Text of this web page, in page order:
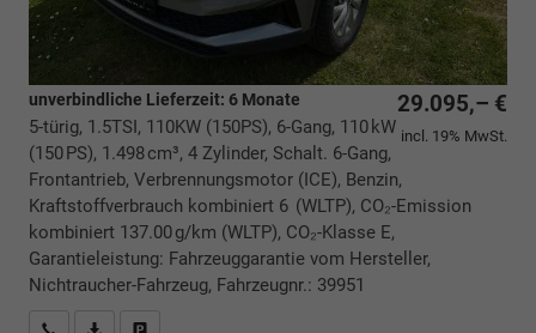
29.095,– €
incl. 19% MwSt.
unverbindliche Lieferzeit: 6 Monate
5-türig, 1.5TSI, 110KW (150PS), 6-Gang, 110 kW
(150 PS), 1.498 cm³, 4 Zylinder, Schalt. 6-Gang,
Frontantrieb, Verbrennungsmotor (ICE), Benzin,
Kraftstoffverbrauch kombiniert 6 (WLTP), CO₂-Emission
kombiniert 137.00 g/km (WLTP), CO₂-Klasse E,
Garantieleistung: Fahrzeuggarantie vom Hersteller,
Nichtraucher-Fahrzeug, Fahrzeugnr.: 39951
Rückrufbitte absenden
PDF-Datei, Fahrzeugexposé drucken